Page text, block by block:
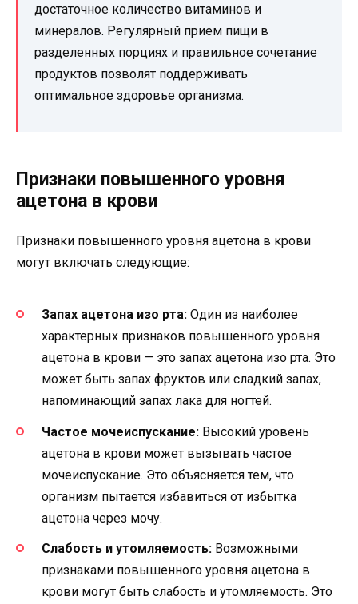
достаточное количество витаминов и
минералов. Регулярный прием пищи в
разделенных порциях и правильное сочетание
продуктов позволят поддерживать
оптимальное здоровье организма.
Признаки повышенного уровня
ацетона в крови
Признаки повышенного уровня ацетона в крови
могут включать следующие:
Запах ацетона изо рта: Один из наиболее
характерных признаков повышенного уровня
ацетона в крови — это запах ацетона изо рта. Это
может быть запах фруктов или сладкий запах,
напоминающий запах лака для ногтей.
Частое мочеиспускание: Высокий уровень
ацетона в крови может вызывать частое
мочеиспускание. Это объясняется тем, что
организм пытается избавиться от избытка
ацетона через мочу.
Слабость и утомляемость: Возможными
признаками повышенного уровня ацетона в
крови могут быть слабость и утомляемость. Это